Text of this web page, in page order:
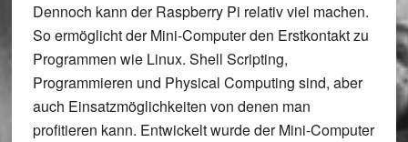
Dennoch kann der Raspberry Pi relativ viel machen.
So ermöglicht der Mini-Computer den Erstkontakt zu
Programmen wie Linux. Shell Scripting,
Programmieren und Physical Computing sind, aber
auch Einsatzmöglichkeiten von denen man
profitieren kann. Entwickelt wurde der Mini-Computer